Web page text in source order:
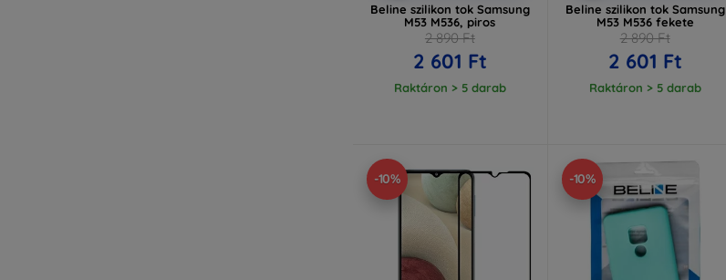
Beline szilikon tok Samsung
M53 M536, piros
2 890 Ft
2 601 Ft
Raktáron > 5 darab
Beline szilikon tok Samsung
M53 M536 fekete
2 890 Ft
2 601 Ft
Raktáron > 5 darab
-10% -10%